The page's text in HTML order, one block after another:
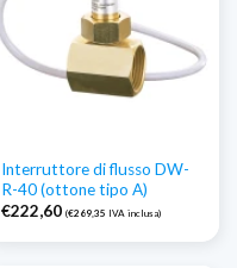
Interruttore di flusso DW-
R-40 (ottone tipo A)
€222,60 (€269,35 IVA inclusa)